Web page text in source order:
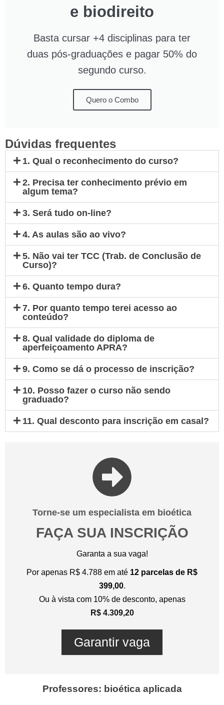
e biodireito
Basta cursar +4 disciplinas para ter
duas pós-graduações e pagar 50% do
segundo curso.
Quero o Combo
Dúvidas frequentes
1. Qual o reconhecimento do curso?
2. Precisa ter conhecimento prévio em
algum tema?
3. Será tudo on-line?
4. As aulas são ao vivo?
5. Não vai ter TCC (Trab. de Conclusão de
Curso)?
6. Quanto tempo dura?
7. Por quanto tempo terei acesso ao
conteúdo?
8. Qual validade do diploma de
aperfeiçoamento APRA?
9. Como se dá o processo de inscrição?
10. Posso fazer o curso não sendo
graduado?
11. Qual desconto para inscrição em casal?
Torne-se um especialista em bioética
FAÇA SUA INSCRIÇÃO
Garanta a sua vaga!
Por apenas R$ 4.788 em até 12 parcelas de R$
399,00.
Ou à vista com 10% de desconto, apenas
R$ 4.309,20
Garantir vaga
Professores: bioética aplicada